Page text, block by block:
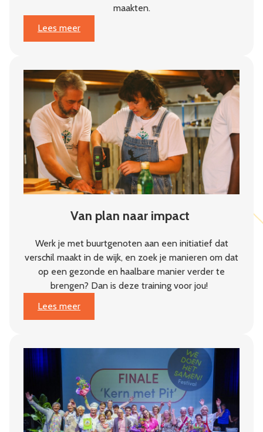
maakten.
Lees meer
:
Jaarbericht
Weerbaarheid
begint
in
de
buurt
Van plan naar impact
Werk je met buurtgenoten aan een initiatief dat
verschil maakt in de wijk, en zoek je manieren om dat
op een gezonde en haalbare manier verder te
brengen? Dan is deze training voor jou!
Lees meer
:
Van
naar
impact